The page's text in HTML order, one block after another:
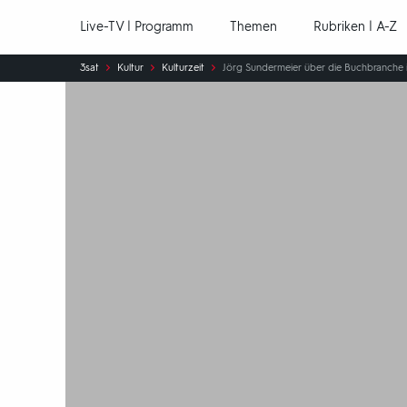
Live-TV | Programm Themen Rubriken | A-Z
Sie
sind
3sat Kultur Kulturzeit Jörg Sundermeier über die